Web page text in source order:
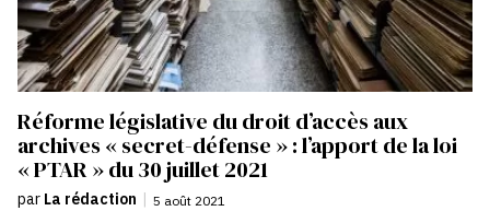
Réforme législative du droit d’accès aux
archives « secret-défense » : l’apport de la loi
« PTAR » du 30 juillet 2021
par La rédaction | 5 août 2021